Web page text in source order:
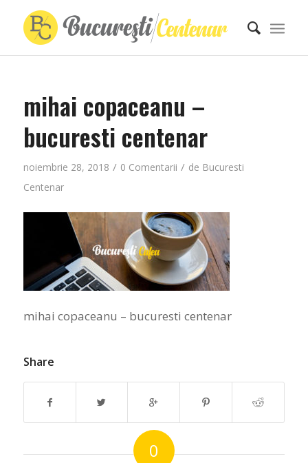
mihai copaceanu –
bucuresti centenar
noiembrie 28, 2018 / 0 Comentarii / de Bucuresti
Centenar
mihai copaceanu – bucuresti centenar
Share
0